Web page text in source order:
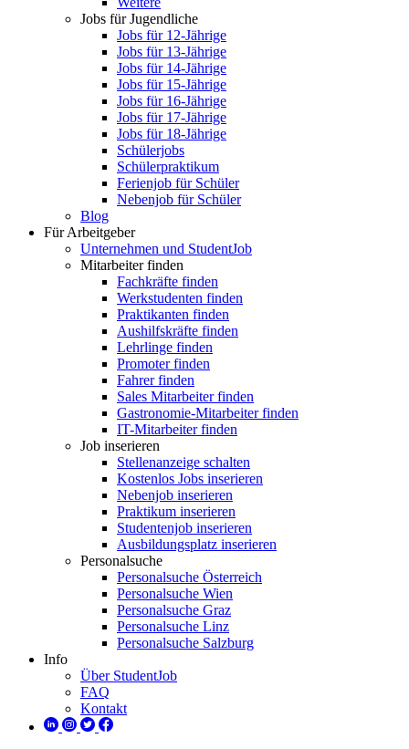
Jobs für Jugendliche
Jobs für 12-Jährige
Jobs für 13-Jährige
Jobs für 14-Jährige
Jobs für 15-Jährige
Jobs für 16-Jährige
Jobs für 17-Jährige
Jobs für 18-Jährige
Schülerjobs
Schülerpraktikum
Ferienjob für Schüler
Nebenjob für Schüler
Blog
Für Arbeitgeber
Unternehmen und StudentJob
Mitarbeiter finden
Fachkräfte finden
Werkstudenten finden
Praktikanten finden
Aushilfskräfte finden
Lehrlinge finden
Promoter finden
Fahrer finden
Sales Mitarbeiter finden
Gastronomie-Mitarbeiter finden
IT-Mitarbeiter finden
Job inserieren
Stellenanzeige schalten
Kostenlos Jobs inserieren
Nebenjob inserieren
Praktikum inserieren
Studentenjob inserieren
Ausbildungsplatz inserieren
Personalsuche
Personalsuche Österreich
Personalsuche Wien
Personalsuche Graz
Personalsuche Linz
Personalsuche Salzburg
Info
Über StudentJob
FAQ
Kontakt